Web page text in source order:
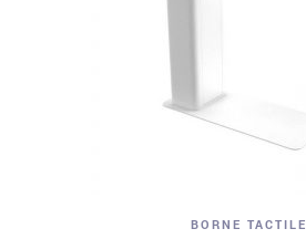
BORNE TACTILE